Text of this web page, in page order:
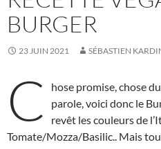
BURGER
23 JUIN 2021 SÉBASTIEN
C
hose promise, chose
parole, voici donc le
revêt les couleurs de
Tomate/Mozza/Basilic.. Mais